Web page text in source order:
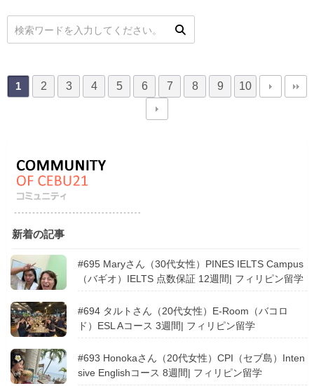
1 2 3 4 5 6 7 8 9 10
新着の記事
#695 Maryさん（30代女性）PINES IELTS Campus
（バギオ）IELTS 点数保証 12週間| フィリピン留学
#694 タルトさん（20代女性）E-Room（バコロ
ド）ESL Aコース 3週間| フィリピン留学
#693 Honokaさん（20代女性）CPI（セブ島）Inten
sive Englishコース 8週間| フィリピン留学